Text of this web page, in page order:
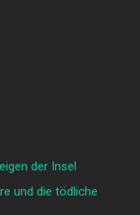
der Insel
und die tödliche